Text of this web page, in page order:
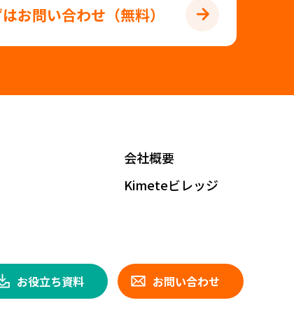
お問い合わせ（無料）
会社概要
Kimeteビレッジ
お役立ち資料 お問い合わせ